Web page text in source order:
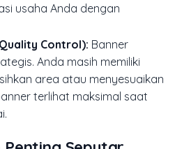
usaha Anda dengan
Control): Banner
Anda masih memiliki
area atau menyesuaikan
terlihat maksimal saat